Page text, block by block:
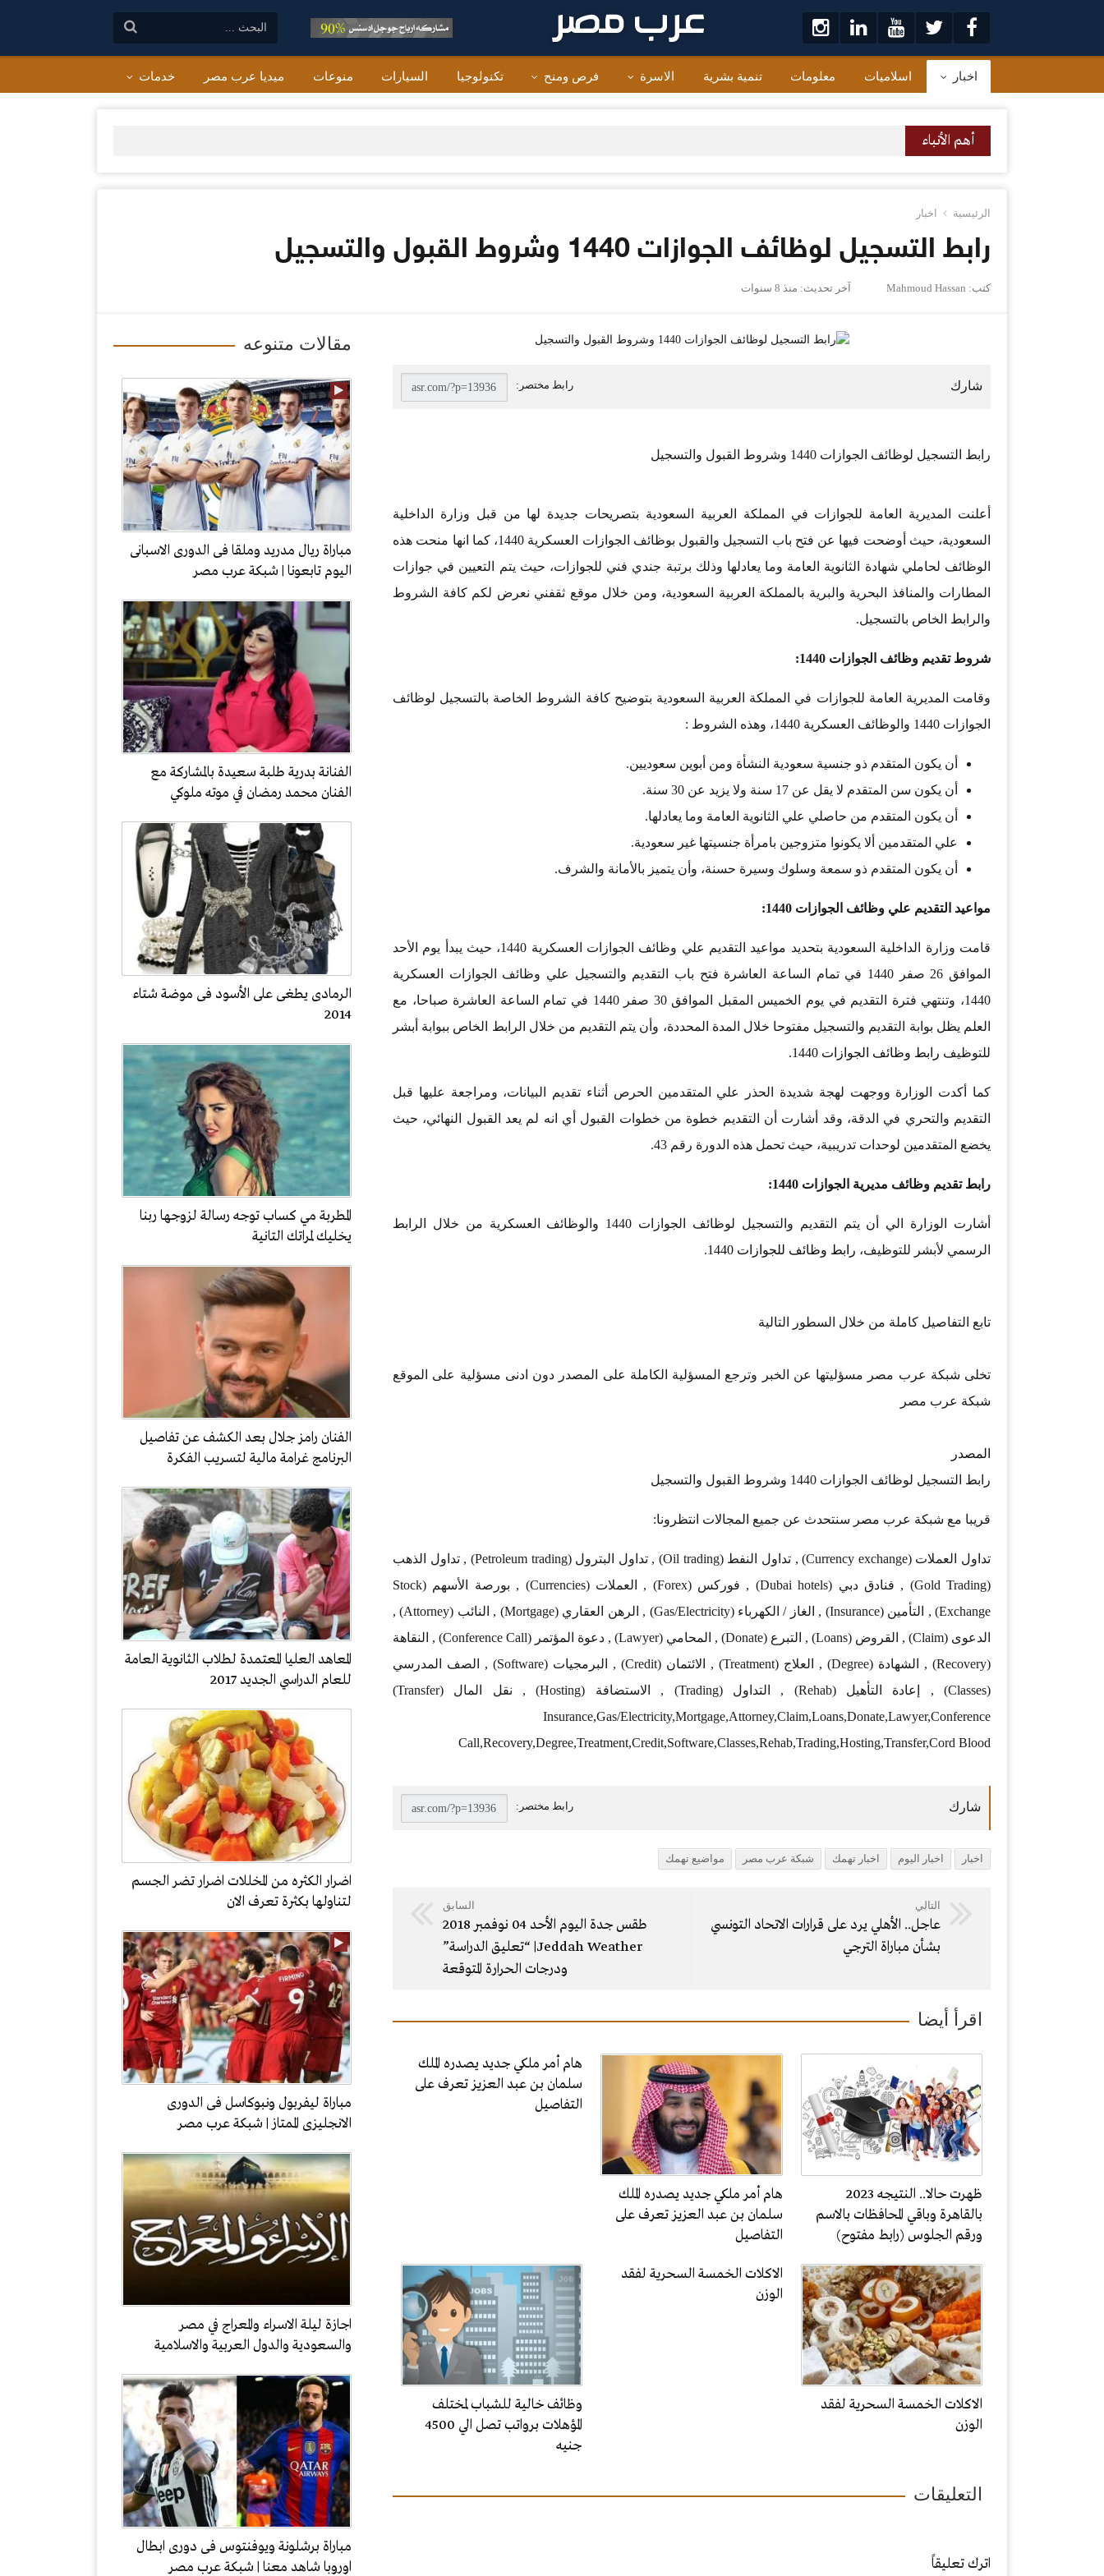
اخبار اسلاميات معلومات تنمية بشرية الاسرة فرص ومنح تكنولوجيا السيارات منوعات ميديا عرب مصر خدمات
أهم الأنباء
الرئيسية اخبار
رابط التسجيل لوظائف الجوازات 1440 وشروط القبول والتسجيل
كتب: Mahmoud Hassan آخر تحديث: منذ 8 سنوات
مقالات متنوعه
مباراة ريال مدريد وملقا فى الدورى الاسبانى
اليوم تابعونا | شبكة عرب مصر
الفنانة بدرية طلبة سعيدة بالمشاركة مع
الفنان محمد رمضان في موته ملوكي
الرمادى يطغى على الأسود فى موضة شتاء
2014
المطربة مي كساب توجه رسالة لزوجها ربنا
يخليك لمراتك التانية
الفنان رامز جلال بعد الكشف عن تفاصيل
البرنامج غرامة مالية لتسريب الفكرة
المعاهد العليا المعتمدة لطلاب الثانوية العامة
للعام الدراسي الجديد 2017
اضرار الكثره من المخللات اضرار تضر الجسم
لتناولها بكثرة تعرف الان
مباراة ليفربول ونبوكاسل فى الدورى
الانجليزى الممتاز | شبكة عرب مصر
اجازة ليلة الاسراء والمعراج في مصر
والسعودية والدول العربية والاسلامية
مباراة برشلونة ويوفنتوس فى دورى ابطال
اوروبا شاهد معنا | شبكة عرب مصر
رابط التسجيل لوظائف الجوازات 1440 وشروط القبول والتسجيل
أعلنت المديرية العامة للجوازات في المملكة العربية السعودية بتصريحات جديدة لها من قبل وزارة الداخلية
السعودية، حيث أوضحت فيها عن فتح باب التسجيل والقبول بوظائف الجوازات العسكرية 1440، كما انها منحت هذه
الوظائف لحاملي شهادة الثانوية العامة وما يعادلها وذلك برتبة جندي فني للجوازات، حيث يتم التعيين في جوازات
المطارات والمنافذ البحرية والبرية بالمملكة العربية السعودية، ومن خلال موقع ثقفني نعرض لكم كافة الشروط
والرابط الخاص بالتسجيل.
شروط تقديم وظائف الجوازات 1440:
وقامت المديرية العامة للجوازات في المملكة العربية السعودية بتوضيح كافة الشروط الخاصة بالتسجيل لوظائف
الجوازات 1440 والوظائف العسكرية 1440، وهذه الشروط :
أن يكون المتقدم ذو جنسية سعودية النشأة ومن أبوين سعوديين.
أن يكون سن المتقدم لا يقل عن 17 سنة ولا يزيد عن 30 سنة.
أن يكون المتقدم من حاصلي علي الثانوية العامة وما يعادلها.
علي المتقدمين ألا يكونوا متزوجين بامرأة جنسيتها غير سعودية.
أن يكون المتقدم ذو سمعة وسلوك وسيرة حسنة، وأن يتميز بالأمانة والشرف.
مواعيد التقديم علي وظائف الجوازات 1440:
قامت وزارة الداخلية السعودية بتحديد مواعيد التقديم علي وظائف الجوازات العسكرية 1440، حيث يبدأ يوم الأحد
الموافق 26 صفر 1440 في تمام الساعة العاشرة فتح باب التقديم والتسجيل علي وظائف الجوازات العسكرية
1440، وتنتهي فترة التقديم في يوم الخميس المقبل الموافق 30 صفر 1440 في تمام الساعة العاشرة صباحا، مع
العلم يظل بوابة التقديم والتسجيل مفتوحا خلال المدة المحددة، وأن يتم التقديم من خلال الرابط الخاص ببوابة أبشر
للتوظيف رابط وظائف الجوازات 1440 .
كما أكدت الوزارة ووجهت لهجة شديدة الحذر علي المتقدمين الحرص أثناء تقديم البيانات، ومراجعة عليها قبل
التقديم والتحري في الدقة، وقد أشارت أن التقديم خطوة من خطوات القبول أي انه لم يعد القبول النهائي، حيث
يخضع المتقدمين لوحدات تدريبية، حيث تحمل هذه الدورة رقم 43.
رابط تقديم وظائف مديرية الجوازات 1440:
أشارت الوزارة الي أن يتم التقديم والتسجيل لوظائف الجوازات 1440 والوظائف العسكرية من خلال الرابط
الرسمي لأبشر للتوظيف، رابط وظائف للجوازات 1440 .
تابع التفاصيل كاملة من خلال السطور التالية
تخلى شبكة عرب مصر مسؤليتها عن الخبر وترجع المسؤلية الكاملة على المصدر دون ادنى مسؤلية على الموقع
شبكة عرب مصر
المصدر
رابط التسجيل لوظائف الجوازات 1440 وشروط القبول والتسجيل
قريبا مع شبكة عرب مصر سنتحدث عن جميع المجالات انتظرونا:
تداول العملات (Currency exchange) , تداول النفط (Oil trading) , تداول البترول (Petroleum trading) , تداول الذهب
(Gold Trading) , فنادق دبي (Dubai hotels) , فوركس (Forex) , العملات (Currencies) , بورصة الأسهم (Stock
Exchange) , التأمين (Insurance) , الغاز / الكهرباء (Gas/Electricity) , الرهن العقاري (Mortgage) , النائب (Attorney) ,
الدعوى (Claim) , القروض (Loans) , التبرع (Donate) , المحامي (Lawyer) , دعوة المؤتمر (Conference Call) , النقاهة
(Recovery) , الشهادة (Degree) , العلاج (Treatment) , الائتمان (Credit) , البرمجيات (Software) , الصف المدرسي
(Classes) , إعادة التأهيل (Rehab) , التداول (Trading) , الاستضافة (Hosting) , نقل المال (Transfer)
Insurance,Gas/Electricity,Mortgage,Attorney,Claim,Loans,Donate,Lawyer,Conference
Call,Recovery,Degree,Treatment,Credit,Software,Classes,Rehab,Trading,Hosting,Transfer,Cord Blood
اخبار اخبار اليوم اخبار تهمك شبكة عرب مصر مواضيع تهمك
التالي
عاجل.. الأهلي يرد على قرارات الاتحاد التونسي
بشأن مباراة الترجي
السابق
طقس جدة اليوم الأحد 04 نوفمبر 2018
Jeddah Weather| “تعليق الدراسة”
ودرجات الحرارة المتوقعة
اقرأ أيضا
ظهرت حالا.. النتيجه 2023
بالقاهرة وباقي المحافظات بالاسم
ورقم الجلوس (رابط مفتوح)
هام أمر ملكي جديد يصدره الملك
سلمان بن عبد العزيز تعرف على
التفاصيل
هام أمر ملكي جديد يصدره الملك
سلمان بن عبد العزيز تعرف على
التفاصيل
الاكلات الخمسة السحرية لفقد
الوزن
الاكلات الخمسة السحرية لفقد
الوزن
وظائف خالية للشباب لمختلف
المؤهلات برواتب تصل الي 4500
جنيه
التعليقات
اترك تعليقاً